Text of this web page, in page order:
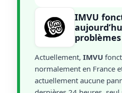
IMVU
problèmes
Actuellement, IMVU
normalement en France
actuellement aucune